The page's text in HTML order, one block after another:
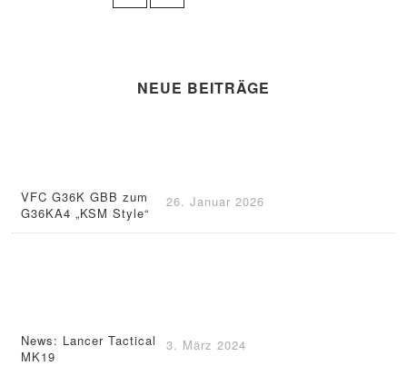
NEUE BEITRÄGE
VFC G36K GBB zum
G36KA4 „KSM Style“
26. Januar 2026
News: Lancer Tactical
MK19
3. März 2024